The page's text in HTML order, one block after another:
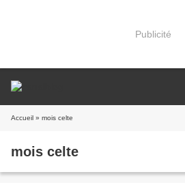
Publicité
Accueil » mois celte
mois celte